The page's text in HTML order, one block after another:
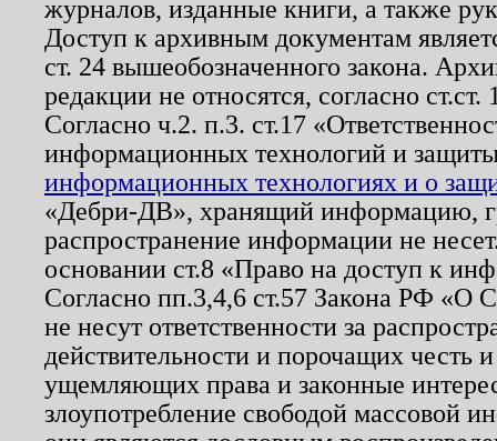
журналов, изданные книги, а также
Доступ к архивным документам
ст. 24 вышеобозначенного закона.
редакции не относятся, согласно
Согласно ч.2. п.3. ст.17
информационных технологий и
информационных технологиях и о
«Дебри-ДВ», хранящий информацию,
распространение информации не
основании ст.8 «Право на доступ к
Согласно пп.3,4,6 ст.57 Закона РФ «О
не несут ответственности за
действительности и порочащих честь
ущемляющих права и законные
злоупотребление свободой массовой